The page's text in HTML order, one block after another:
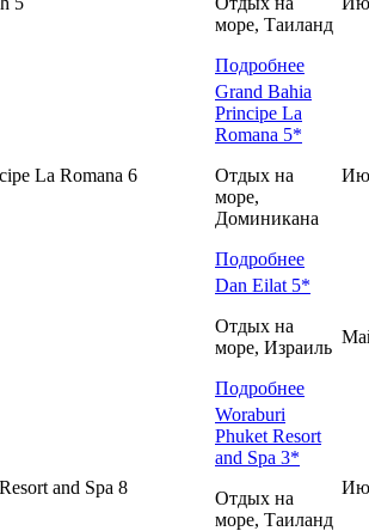
море, Таиланд
Подробнее
Grand Bahia
Principe La
Romana 5*
Отдых на
море,
Доминиканa
Подробнее
Dan Eilat 5*
Отдых на
море, Израиль
Подробнее
Woraburi
Phuket Resort
and Spa 3*
Отдых на
море, Таиланд